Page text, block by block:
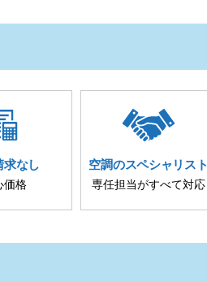
求なし
価格
空調のスペシャリスト
専任担当がすべて対応